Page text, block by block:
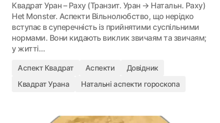
Квадрат Уран – Раху (Транзит. Уран → Натальн. Раху)
Het Monster. Аспекти Вільнолюбство, що нерідко
вступає в суперечність із прийнятими суспільними
нормами. Вони кидають виклик звичаям та звичаям;
у житті…
Аспект Квадрат Аспекти
Довідник
Квадрат Урана
Натальні аспекти гороскопа